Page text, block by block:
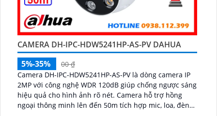
CAMERA DH-IPC-HDW5241HP-AS-PV DAHUA
5%-35%
00 ₫
Camera DH-IPC-HDW5241HP-AS-PV là dòng camera IP
2MP với công nghệ WDR 120dB giúp chống ngược sáng
hiệu quả cho hình ảnh rõ nét. Camera hỗ trợ hồng
ngoại thông minh lên đến 50m tích hợp mic, loa, đèn